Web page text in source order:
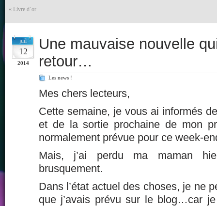
« Livre d’or
juil
12
2014
Une mauvaise nouvelle
retour…
Les news !
Mes chers lecteurs,
Cette semaine, je vous ai informés
et de la sortie prochaine de mon
normalement prévue pour ce week-
Mais, j’ai perdu ma maman
brusquement.
Dans l’état actuel des choses, je ne
que j’avais prévu sur le blog…car